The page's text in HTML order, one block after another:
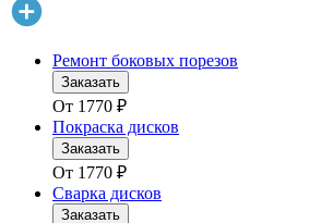
Ремонт боковых порезов
Заказать
От 1770 ₽
Покраска дисков
Заказать
От 1770 ₽
Сварка дисков
Заказать